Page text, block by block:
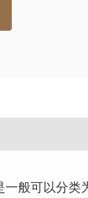
般可以分类